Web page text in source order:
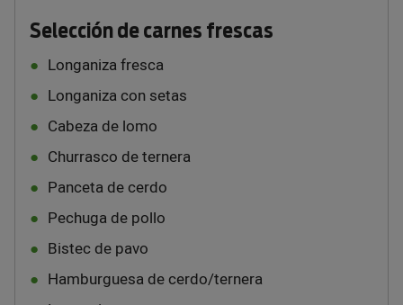
Selección de carnes frescas
Longaniza fresca
Longaniza con setas
Cabeza de lomo
Churrasco de ternera
Panceta de cerdo
Pechuga de pollo
Bistec de pavo
Hamburguesa de cerdo/ternera